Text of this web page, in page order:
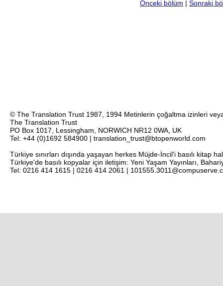
Önceki bölüm | Sonraki
© The Translation Trust 1987, 1994 Metinlerin çoğaltma izinleri
The Translation Trust
PO Box 1017, Lessingham, NORWICH NR12 0WA, UK
Tel: +44 (0)1692 584900 | translation_trust@btopenworld.com
Türkiye sınırları dışında yaşayan herkes Müjde-İncil'i basılı
Türkiye'de basılı kopyalar için iletişim: Yeni Yaşam Yayınları,
Tel: 0216 414 1615 | 0216 414 2061 |